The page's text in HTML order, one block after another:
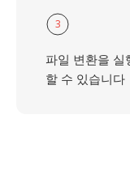
3
파일 변환을 실
할 수 있습니다